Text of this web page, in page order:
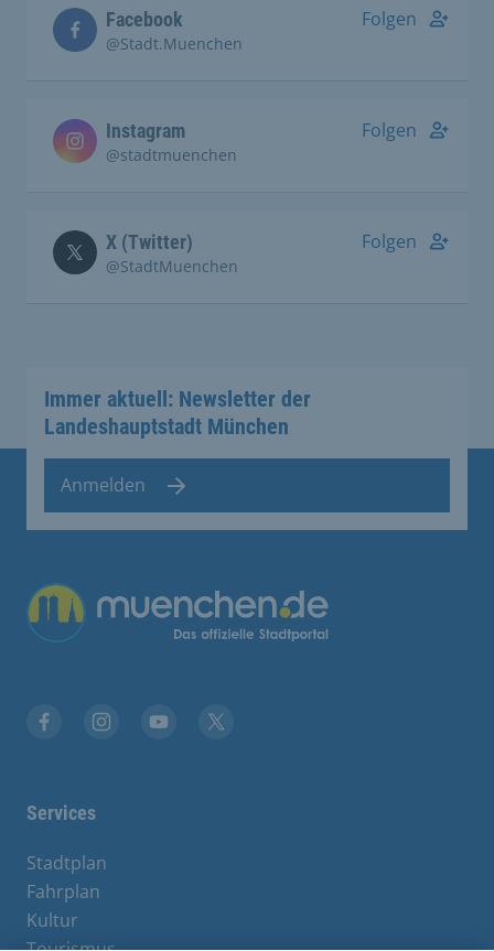
Facebook
@Stadt.Muenchen
Folgen
Instagram
@stadtmuenchen
Folgen
X (Twitter)
@StadtMuenchen
Folgen
Immer aktuell: Newsletter der
Landeshauptstadt München
Anmelden
Services
Stadtplan
Fahrplan
Kultur